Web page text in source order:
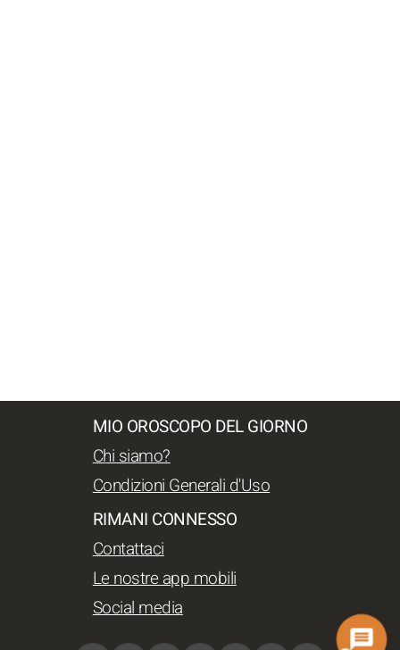
MIO OROSCOPO DEL GIORNO
Chi siamo?
Condizioni Generali d'Uso
RIMANI CONNESSO
Contattaci
Le nostre app mobili
Social media